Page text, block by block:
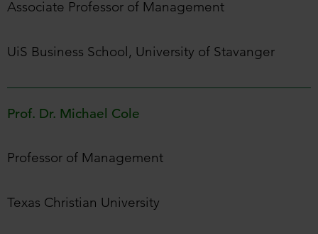
Associate Professor of Management
UiS Business School, University of Stavanger
Prof. Dr. Michael Cole
Professor of Management
Texas Christian University